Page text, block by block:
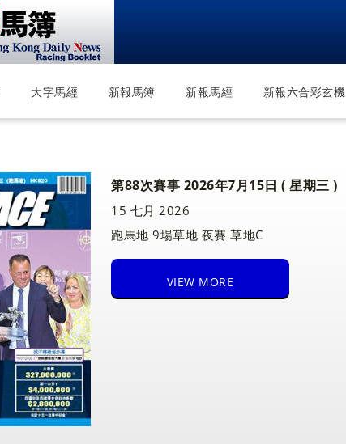
大字馬經 新報馬簿 新報馬經 新報六合彩玄機
第88次賽事 2026年7月15日 ( 星期三 )
15 七月 2026
跑馬地 9場草地 夜賽 草地C
VIEW MORE